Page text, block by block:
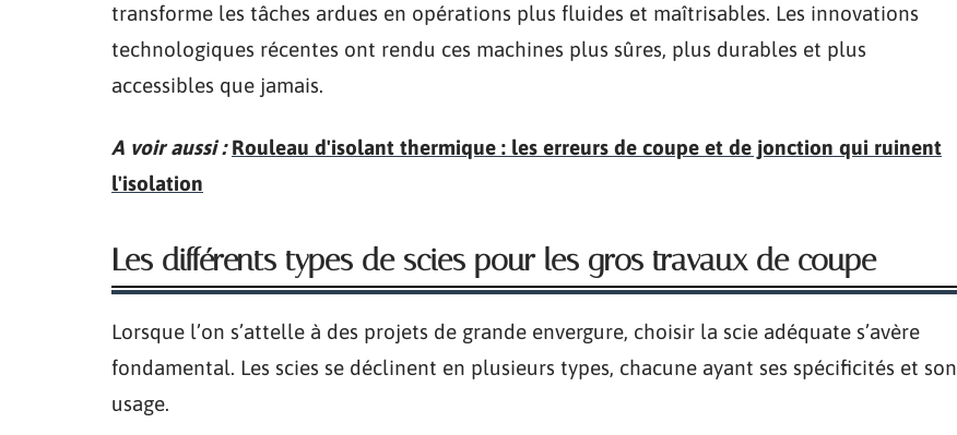
transforme les tâches ardues en opérations plus fluides et maîtrisables. Les innovations
technologiques récentes ont rendu ces machines plus sûres, plus durables et plus
accessibles que jamais.
A voir aussi : Rouleau d'isolant thermique : les erreurs de coupe et de jonction qui ruinent
l'isolation
Les différents types de scies pour les gros travaux de coupe
Lorsque l’on s’attelle à des projets de grande envergure, choisir la scie adéquate s’avère
fondamental. Les scies se déclinent en plusieurs types, chacune ayant ses spécificités et son
usage.